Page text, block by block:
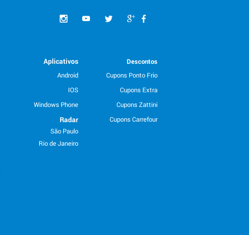
Descontos
Cupons Ponto Frio
Cupons Extra
Cupons Zattini
Cupons Carrefour
Aplicativos
Android
IOS
Windows Phone
Radar
São Paulo
Rio de Janeiro